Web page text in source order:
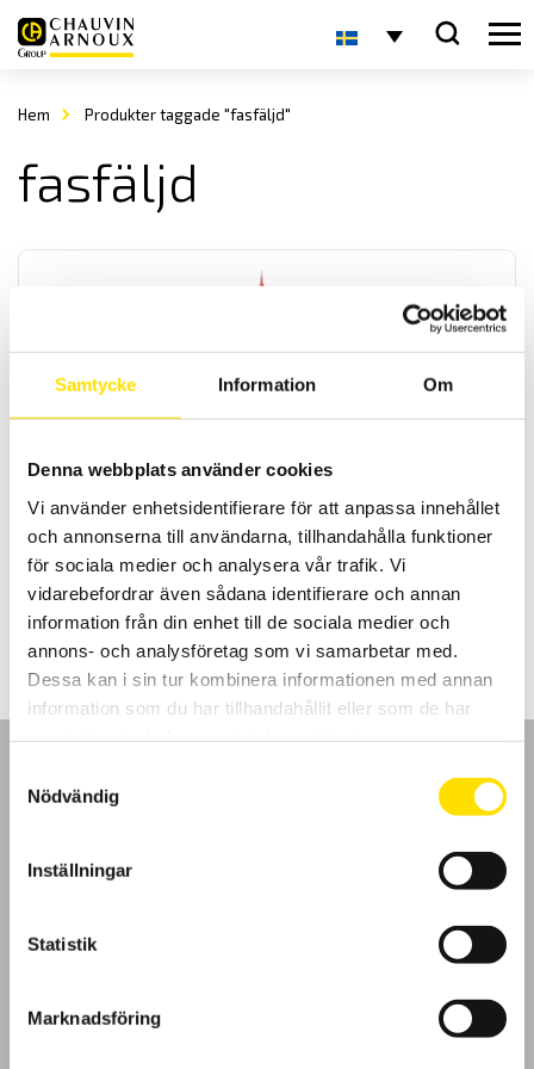
Samtycke Information Om
Denna webbplats använder cookies
Vi använder enhetsidentifierare för att anpassa innehållet
och annonserna till användarna, tillhandahålla funktioner
för sociala medier och analysera vår trafik. Vi
vidarebefordrar även sådana identifierare och annan
information från din enhet till de sociala medier och
annons- och analysföretag som vi samarbetar med.
Dessa kan i sin tur kombinera informationen med annan
information som du har tillhandahållit eller som de har
Nödvändig
Inställningar
Statistik
Marknadsföring
Hem Produkter taggade "fasfäljd"
fasfäljd
EN 61243-3
driftspänning enligt EN 61243-3. Med låg ingångsimpedans för
mätning upp till 690 V AC / 750 DC med 600 V kat IV
spänningskategori.
275.00kr –1,115.00krPrisintervall:
275.00 kr
till
1,115.00 kr
LÄS MER